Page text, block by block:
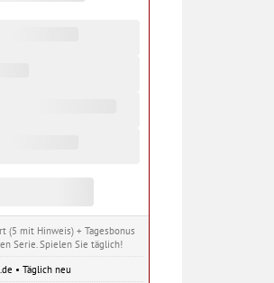
(5 mit Hinweis) + Tagesbonus
Serie. Spielen Sie täglich!
• Täglich neu